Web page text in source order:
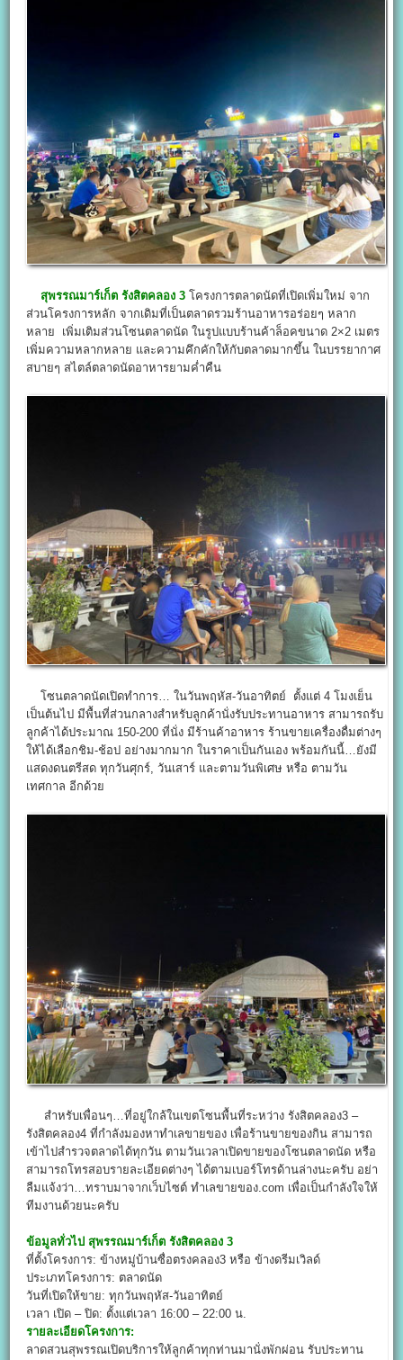
สุพรรณมาร์เก็ต รังสิตคลอง 3 โครงการตลาดนัดที่เปิดเพิ่มใหม่ จาก
ส่วนโครงการหลัก จากเดิมที่เป็นตลาดรวมร้านอาหารอร่อยๆ หลาก
หลาย เพิ่มเติมส่วนโซนตลาดนัด ในรูปแบบร้านค้าล็อคขนาด 2×2 เมตร
เพิ่มความหลากหลาย และความคึกคักให้กับตลาดมากขึ้น ในบรรยากาศ
สบายๆ สไตล์ตลาดนัดอาหารยามค่ำคืน
โซนตลาดนัดเปิดทำการ… ในวันพฤหัส-วันอาทิตย์ ตั้งแต่ 4 โมงเย็น
เป็นต้นไป มีพื้นที่ส่วนกลางสำหรับลูกค้านั่งรับประทานอาหาร สามารถรับ
ลูกค้าได้ประมาณ 150-200 ที่นั่ง มีร้านค้าอาหาร ร้านขายเครื่องดื่มต่างๆ
ให้ได้เลือกชิม-ช้อป อย่างมากมาก ในราคาเป็นกันเอง พร้อมกันนี้…ยังมี
แสดงดนตรีสด ทุกวันศุกร์, วันเสาร์ และตามวันพิเศษ หรือ ตามวัน
เทศกาล อีกด้วย
สำหรับเพื่อนๆ…ที่อยู่ใกล้ในเขตโซนพื้นที่ระหว่าง รังสิตคลอง3 –
รังสิตคลอง4 ที่กำลังมองหาทำเลขายของ เพื่อร้านขายของกิน สามารถ
เข้าไปสำรวจตลาดได้ทุกวัน ตามวันเวลาเปิดขายของโซนตลาดนัด หรือ
สามารถโทรสอบรายละเอียดต่างๆ ได้ตามเบอร์โทรด้านล่างนะครับ อย่า
ลืมแจ้งว่า…ทราบมาจากเว็บไซต์ ทำเลขายของ.com เพื่อเป็นกำลังใจให้
ทีมงานด้วยนะครับ
ข้อมูลทั่วไป สุพรรณมาร์เก็ต รังสิตคลอง 3
ที่ตั้งโครงการ: ข้างหมู่บ้านซื่อตรงคลอง3 หรือ ข้างดรีมเวิลด์
ประเภทโครงการ: ตลาดนัด
วันที่เปิดให้ขาย: ทุกวันพฤหัส-วันอาทิตย์
เวลา เปิด – ปิด: ตั้งแต่เวลา 16:00 – 22:00 น.
รายละเอียดโครงการ:
ลาดสวนสุพรรณเปิดบริการให้ลูกค้าทุกท่านมานั่งพักผ่อน รับประทาน